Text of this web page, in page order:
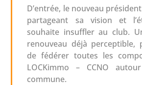
D’entrée, le nouveau
partageant sa vision et
souhaite insuffler au club.
renouveau déjà perceptible,
de fédérer toutes les
LOCKimmo – CCNO
commune.